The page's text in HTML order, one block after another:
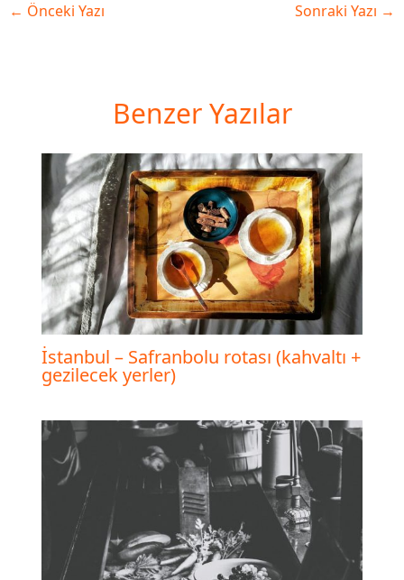
← Önceki Yazı Sonraki Yazı →
Benzer Yazılar
İstanbul – Safranbolu rotası (kahvaltı +
gezilecek yerler)